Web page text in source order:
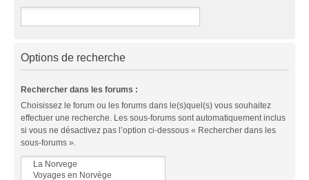
Options de recherche
Rechercher dans les forums :
Choisissez le forum ou les forums dans le(s)quel(s) vous souhaitez
effectuer une recherche. Les sous-forums sont automatiquement inclus
si vous ne désactivez pas l’option ci-dessous « Rechercher dans les
sous-forums ».